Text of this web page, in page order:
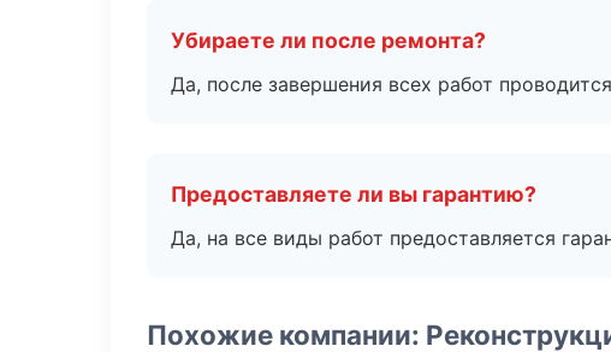
Убираете ли после ремонта?
Да, после завершения всех работ
Предоставляете ли вы гарантию?
Да, на все виды работ предоставляется
Похожие компании: